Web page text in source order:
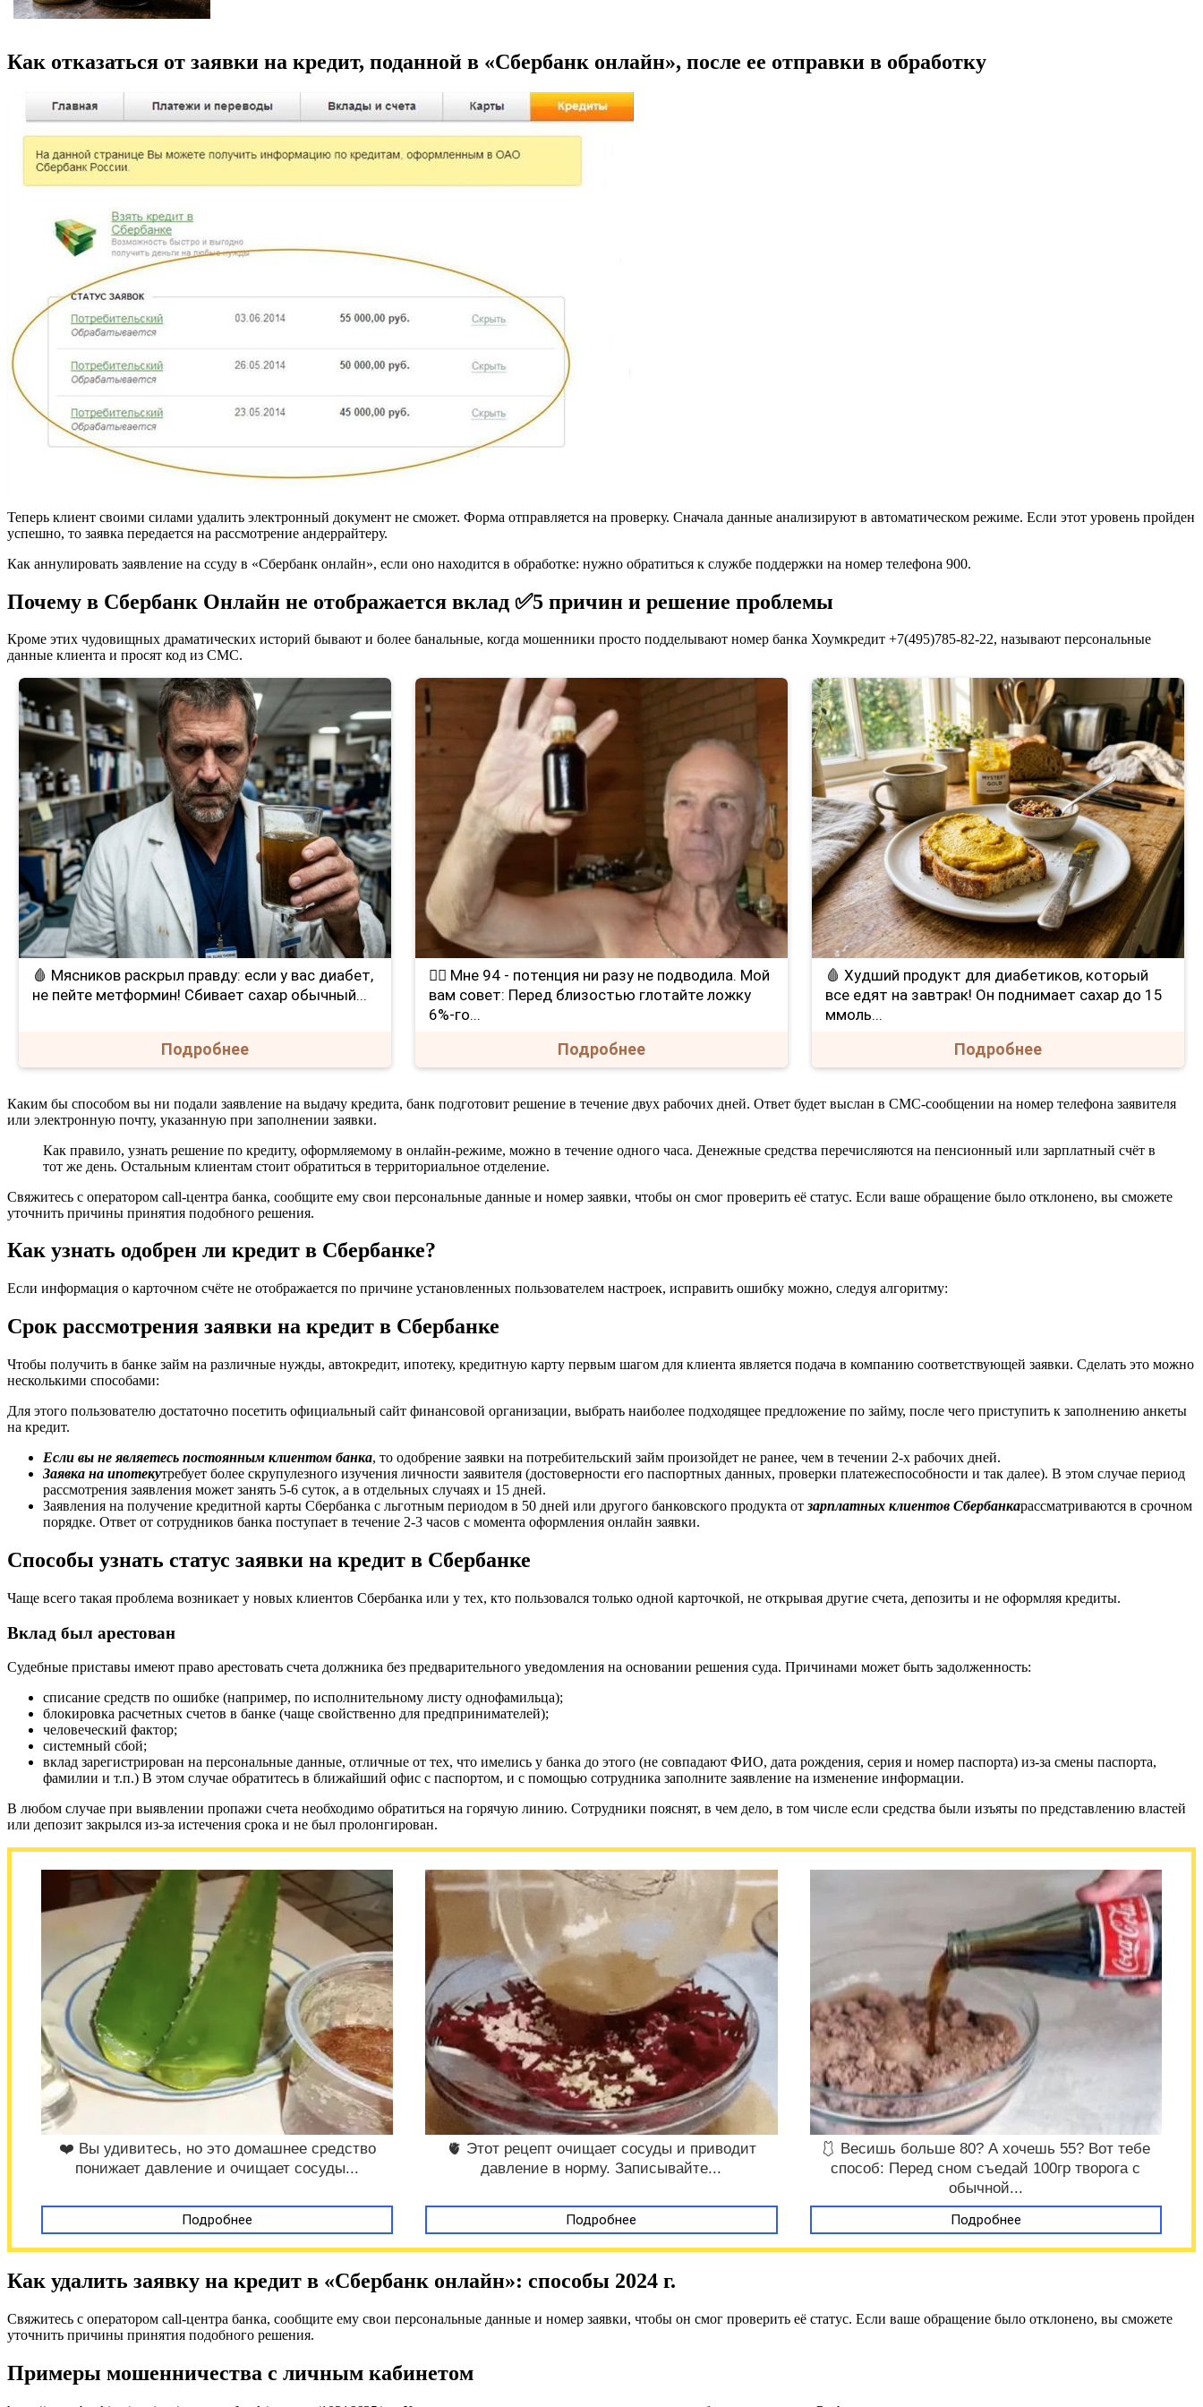
Как отказаться от заявки на кредит, поданной в «Сбербанк онлайн», после ее отправки в обработку
Теперь клиент своими силами удалить электронный документ не сможет. Форма отправляется на проверку. Сначала данные анализируют в автоматическом режиме. Если этот уровень пройден
успешно, то заявка передается на рассмотрение андеррайтеру.
Как аннулировать заявление на ссуду в «Сбербанк онлайн», если оно находится в обработке: нужно обратиться к службе поддержки на номер телефона 900.
Почему в Сбербанк Онлайн не отображается вклад ✅5 причин и решение проблемы
Кроме этих чудовищных драматических историй бывают и более банальные, когда мошенники просто подделывают номер банка Хоумкредит +7(495)785-82-22, называют персональные
данные клиента и просят код из СМС.
🩸 Мясников раскрыл правду: если у вас диабет,
не пейте метформин! Сбивает сахар обычный...
Подробнее
❤️‍🔥 Мне 94 - потенция ни разу не подводила. Мой
вам совет: Перед близостью глотайте ложку
6%-го...
Подробнее
🩸 Худший продукт для диабетиков, который
все едят на завтрак! Он поднимает сахар до 15
ммоль...
Подробнее
Каким бы способом вы ни подали заявление на выдачу кредита, банк подготовит решение в течение двух рабочих дней. Ответ будет выслан в СМС-сообщении на номер телефона заявителя
или электронную почту, указанную при заполнении заявки.
Как правило, узнать решение по кредиту, оформляемому в онлайн-режиме, можно в течение одного часа. Денежные средства перечисляются на пенсионный или зарплатный счёт в
тот же день. Остальным клиентам стоит обратиться в территориальное отделение.
Свяжитесь с оператором call-центра банка, сообщите ему свои персональные данные и номер заявки, чтобы он смог проверить её статус. Если ваше обращение было отклонено, вы сможете
уточнить причины принятия подобного решения.
Как узнать одобрен ли кредит в Сбербанке?
Если информация о карточном счёте не отображается по причине установленных пользователем настроек, исправить ошибку можно, следуя алгоритму:
Срок рассмотрения заявки на кредит в Сбербанке
Чтобы получить в банке займ на различные нужды, автокредит, ипотеку, кредитную карту первым шагом для клиента является подача в компанию соответствующей заявки. Сделать это можно
несколькими способами:
Для этого пользователю достаточно посетить официальный сайт финансовой организации, выбрать наиболее подходящее предложение по займу, после чего приступить к заполнению анкеты
на кредит.
Если вы не являетесь постоянным клиентом банка, то одобрение заявки на потребительский займ произойдет не ранее, чем в течении 2-х рабочих дней.
Заявка на ипотекутребует более скрупулезного изучения личности заявителя (достоверности его паспортных данных, проверки платежеспособности и так далее). В этом случае период
рассмотрения заявления может занять 5-6 суток, а в отдельных случаях и 15 дней.
Заявления на получение кредитной карты Сбербанка с льготным периодом в 50 дней или другого банковского продукта от зарплатных клиентов Сбербанкарассматриваются в срочном
порядке. Ответ от сотрудников банка поступает в течение 2-3 часов с момента оформления онлайн заявки.
Способы узнать статус заявки на кредит в Сбербанке
Чаще всего такая проблема возникает у новых клиентов Сбербанка или у тех, кто пользовался только одной карточкой, не открывая другие счета, депозиты и не оформляя кредиты.
Вклад был арестован
Судебные приставы имеют право арестовать счета должника без предварительного уведомления на основании решения суда. Причинами может быть задолженность:
списание средств по ошибке (например, по исполнительному листу однофамильца);
блокировка расчетных счетов в банке (чаще свойственно для предпринимателей);
человеческий фактор;
системный сбой;
вклад зарегистрирован на персональные данные, отличные от тех, что имелись у банка до этого (не совпадают ФИО, дата рождения, серия и номер паспорта) из-за смены паспорта,
фамилии и т.п.) В этом случае обратитесь в ближайший офис с паспортом, и с помощью сотрудника заполните заявление на изменение информации.
В любом случае при выявлении пропажи счета необходимо обратиться на горячую линию. Сотрудники пояснят, в чем дело, в том числе если средства были изъяты по представлению властей
или депозит закрылся из-за истечения срока и не был пролонгирован.
❤️ Вы удивитесь, но это домашнее средство
понижает давление и очищает сосуды...
Подробнее
🫀 Этот рецепт очищает сосуды и приводит
давление в норму. Записывайте...
Подробнее
🩱 Весишь больше 80? А хочешь 55? Вот тебе
способ: Перед сном съедай 100гр творога с
обычной...
Подробнее
Как удалить заявку на кредит в «Сбербанк онлайн»: способы 2024 г.
Свяжитесь с оператором call-центра банка, сообщите ему свои персональные данные и номер заявки, чтобы он смог проверить её статус. Если ваше обращение было отклонено, вы сможете
уточнить причины принятия подобного решения.
Примеры мошенничества с личным кабинетом